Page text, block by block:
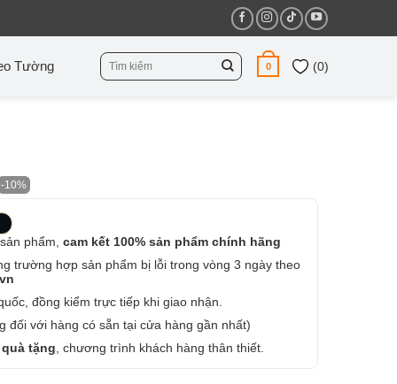
Tường
Tìm
kiếm:
0 (0)
-10%
phẩm, cam kết 100% sản phẩm chính hãng
trường hợp sản phẩm bị lỗi trong vòng 3 ngày theo
đồng kiểm trực tiếp khi giao nhận.
đối với hàng có sẵn tại cửa hàng gần nhất)
tặng , chương trình khách hàng thân thiết.